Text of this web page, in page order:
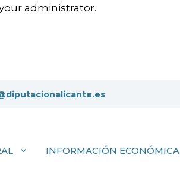
administrator.
INFORMACIÓN ECONÓMICA